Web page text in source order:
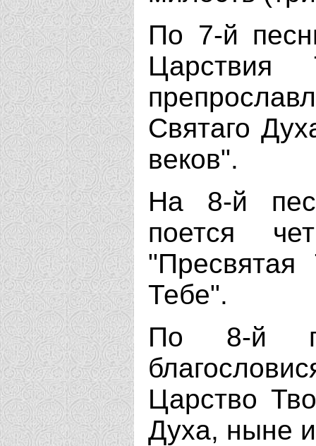
По 7-й
Царствия
Святаго
веков".
На 8-й
поется
Тебе".
По 8-й
Царство
Духа, ныне